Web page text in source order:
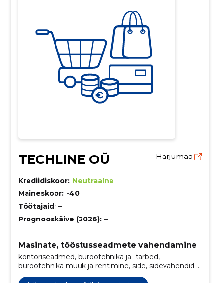
TECHLINE OÜ Harjumaa
Krediidiskoor: Neutraalne
Maineskoor: -40
Töötajaid: –
Prognooskäive (2026): –
Masinate, tööstusseadmete vahendamine
kontoriseadmed, bürootehnika ja -tarbed,
bürootehnika müük ja rentimine, side, sidevahendid ja
tarbed